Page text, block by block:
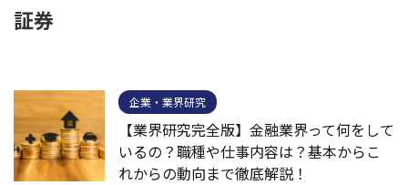
証券
企業・業界研究
【業界研究完全版】金融業界って何をして
いるの？職種や仕事内容は？基本からこ
れからの動向まで徹底解説！